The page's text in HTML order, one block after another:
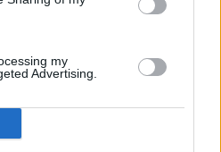
my
Advertising.